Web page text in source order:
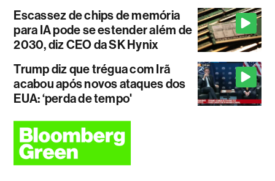
Escassez de chips de memória
para IA pode se estender além de
2030, diz CEO da SK Hynix
Trump diz que trégua com Irã
acabou após novos ataques dos
EUA: ‘perda de tempo'